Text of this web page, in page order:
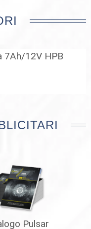
7Ah/12V HPB
Pulsar